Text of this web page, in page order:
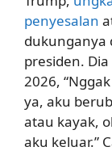
penyesalan
dukunganya
presiden.
2026,
ya, aku
atau kayak,
aku keluar.”